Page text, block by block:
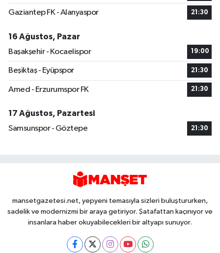
Gaziantep FK - Alanyaspor 21:30
16 Ağustos, Pazar
Başakşehir - Kocaelispor
19:00
Beşiktaş - Eyüpspor 21:30
Amed - Erzurumspor FK 21:30
17 Ağustos, Pazartesi
Samsunspor - Göztepe
21:30
mansetgazetesi.net, yepyeni temasıyla sizleri buluştururken,
sadelik ve modernizmi bir araya getiriyor. Şatafattan kaçınıyor ve
insanlara haber okuyabilecekleri bir altyapı sunuyor.